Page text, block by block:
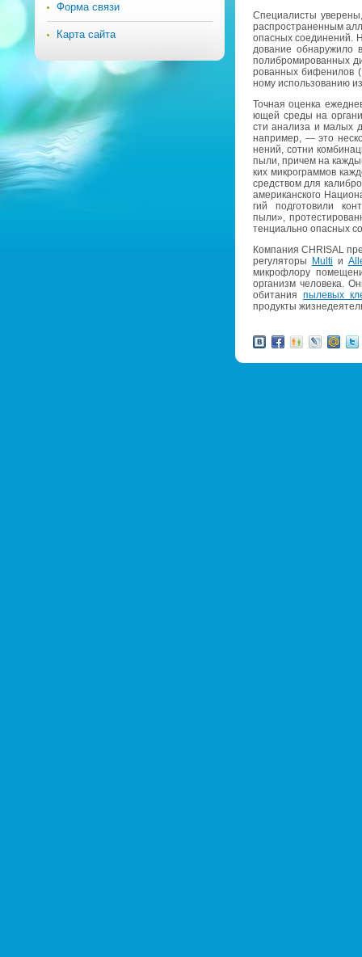
Спе­ци­а­ли­сты
рас­про­стра­нен­ным
опас­ных со­еди­не­ний.
до­ва­ние об­на­ру­жи­ло
по­либ­ро­ми­ро­ван­ных
ро­ван­ных би­фе­ни­лов
но­му ис­поль­зо­ва­нию
Точ­ная оцен­ка
ю­щей среды на
сти ана­ли­за и малых
на­при­мер, — это
не­ний, сотни
пыли, при­чем на
ких мик­ро­грам­мов
сред­ством для
аме­ри­кан­ско­го
гий под­го­то­ви­ли
пыли»,
тен­ци­аль­но опас­ных
Ком­па­ния CHRISAL
ре­гу­ля­то­ры
Multi и
мик­ро­фло­ру
ор­га­низм че­ло­ве­ка.
оби­та­ния пы­ле­вых
про­дук­ты
Форма связи
Карта сайта